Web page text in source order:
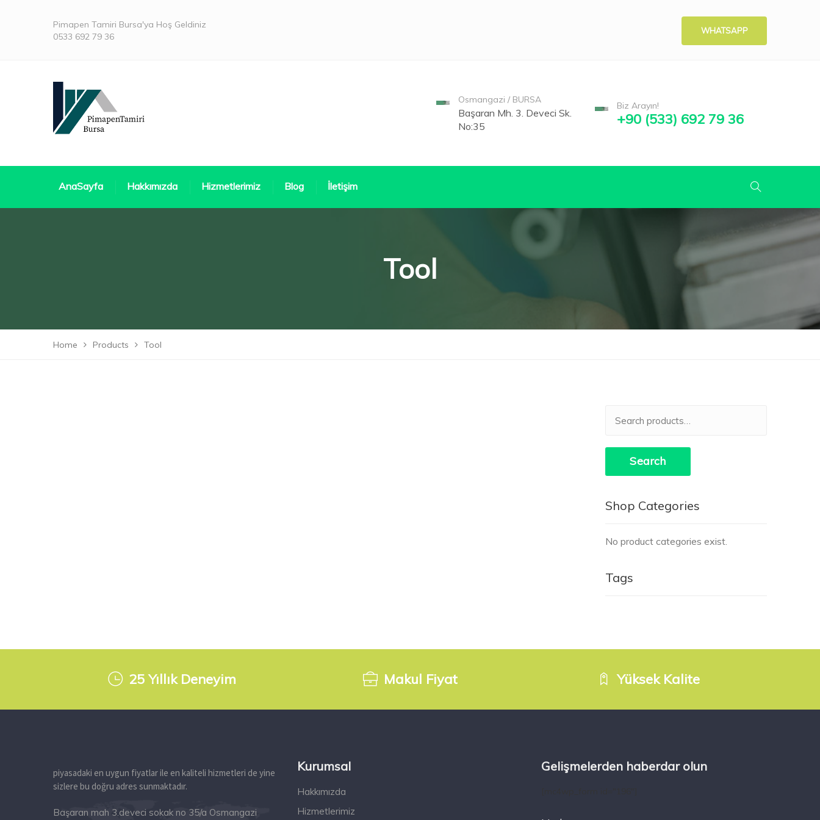
Pimapen Tamiri Bursa'ya Hoş Geldiniz
0533 692 79 36
WHATSAPP
Osmangazi / BURSA
Başaran Mh. 3. Deveci Sk.
No:35
Biz Arayın!
+90 (533) 692 79 36
AnaSayfa Hakkımızda Hizmetlerimiz Blog İletişim
Tool
Home Products Tool
for:
Search
Shop Categories
No product categories exist.
Tags
25 Yıllık Deneyim Makul Fiyat Yüksek Kalite
piyasadaki en uygun fiyatlar ile en kaliteli hizmetleri de yine
sizlere bu doğru adres sunmaktadır.
Başaran mah 3.deveci sokak no 35/a Osmangazi
Kurumsal
Hakkımızda
Hizmetlerimiz
Gelişmelerden haberdar olun